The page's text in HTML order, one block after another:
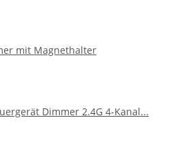
mit Magnethalter